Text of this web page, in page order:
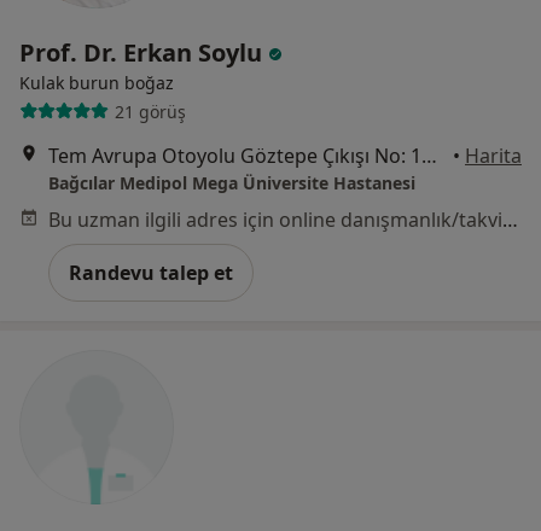
Prof. Dr. Erkan Soylu
Kulak burun boğaz
21 görüş
Tem Avrupa Otoyolu Göztepe Çıkışı No: 1Bağcılar, İstanbul • Harita
Bağcılar Medipol Mega Üniversite Hastanesi
Bu uzman ilgili adres için online danışmanlık/takvim sunmuyor.
Randevu talep et